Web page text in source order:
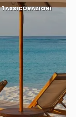
1 ASSICURAZIONI